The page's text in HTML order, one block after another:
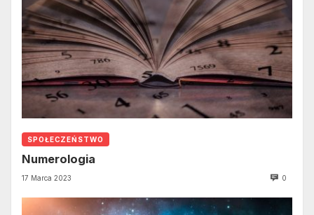
SPOŁECZEŃSTWO
Numerologia
17 Marca 2023 0